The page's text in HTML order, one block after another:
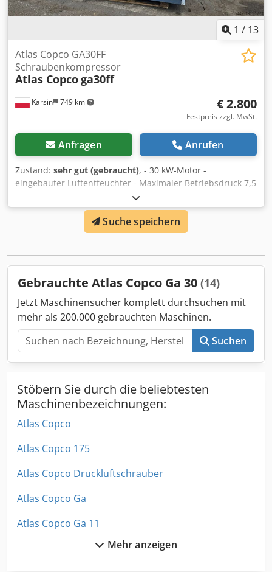
1 / 13
Karsin 749 km
Atlas Copco GA30FF
Schraubenkompressor
Atlas Copcoga30ff
€ 2.800
Festpreis zzgl. MwSt.
Anfragen Anrufen
Zustand: sehr gut (gebraucht), - 30 kW-Motor -
eingebauter Luftentfeuchter - Maximaler Betriebsdruck 7,5
bar Dkedpswlcq Nefx Am Aer
Suche speichern
Gebrauchte Atlas Copco Ga 30 (14)
Jetzt Maschinensucher komplett durchsuchen mit
mehr als 200.000 gebrauchten Maschinen.
Suchen
Stöbern Sie durch die beliebtesten
Maschinenbezeichnungen:
Atlas Copco
Atlas Copco 175
Atlas Copco Druckluftschrauber
Atlas Copco Ga
Atlas Copco Ga 11
Atlas Copco Ga 11 C Mehr anzeigen